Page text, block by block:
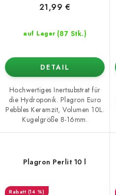
auf Lager (87 Stk.)
21,99 €
DETAIL
Hochwertiges Inertsubstrat für
die Hydroponik. Plagron Euro
Pebbles Keramzit, Volumen 10L.
Kugelgröße 8-16mm.
Plagron Perlit 10 l
(14 %)